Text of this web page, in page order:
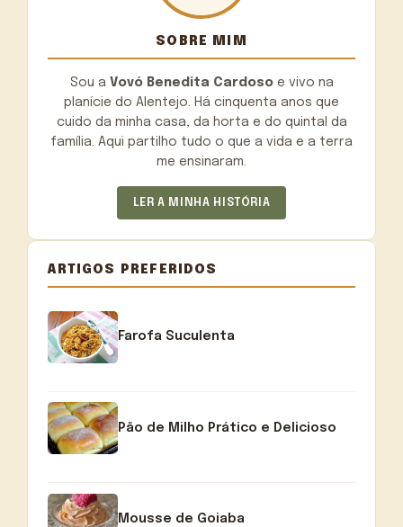
SOBRE MIM
Sou a Vovó Benedita Cardosoe vivo na
planície do Alentejo. Há cinquenta anos que
cuido da minha casa, da horta e do quintal da
família. Aqui partilho tudo o que a vida e a terra
me ensinaram.
LER A MINHA HISTÓRIA
ARTIGOS PREFERIDOS
Farofa Suculenta
Pão de Milho Prático e Delicioso
Mousse de Goiaba